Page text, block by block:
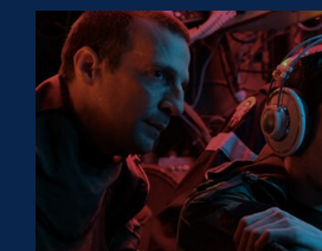
Password
SIGN IN
Remember Me